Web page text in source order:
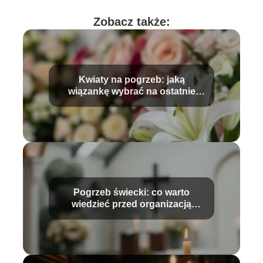
Zobacz także:
Kwiaty na pogrzeb: jaką
wiązankę wybrać na ostatnie
pożegnanie?
Pogrzeb świecki: co warto
wiedzieć przed organizacją
ceremonii?